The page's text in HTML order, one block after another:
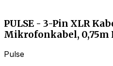
PULSE - 3-Pin XLR
Mikrofonkabel, 0,75m
Pulse